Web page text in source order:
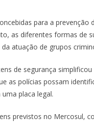
para a
as diferentes formas de
atuação de grupos
de segurança
as polícias possam
placa legal.
previstos no Mercosul,